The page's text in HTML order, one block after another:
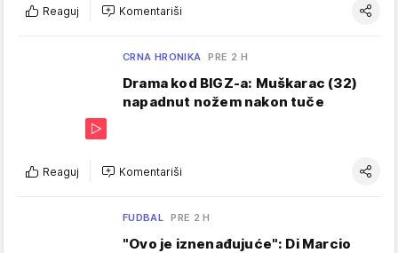
Reaguj Komentariši
CRNA HRONIKA PRE 2 H
Drama kod BIGZ-a: Muškarac (32)
napadnut nožem nakon tuče
Reaguj Komentariši
FUDBAL PRE 2 H
"Ovo je iznenađujuće": Di Marcio